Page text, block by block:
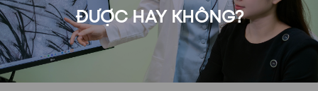
ĐƯỢC HAY KHÔNG?